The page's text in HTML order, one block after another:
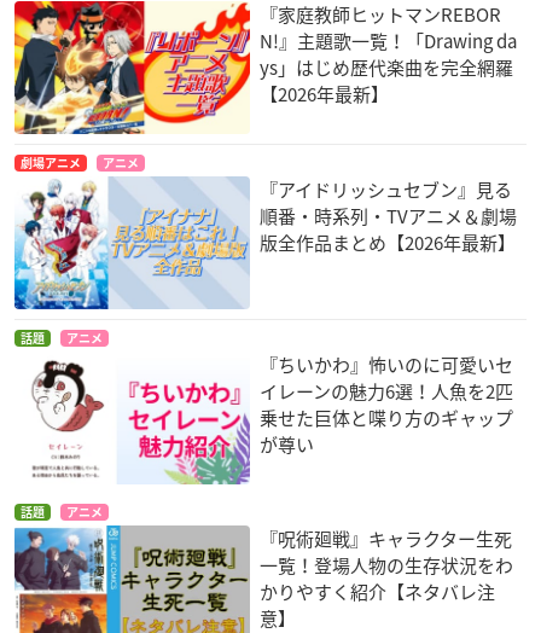
『家庭教師ヒットマンREBOR
N!』主題歌一覧！「Drawing da
ys」はじめ歴代楽曲を完全網羅
【2026年最新】
劇場アニメ アニメ
『アイドリッシュセブン』見る
順番・時系列・TVアニメ＆劇場
版全作品まとめ【2026年最新】
話題 アニメ
『ちいかわ』怖いのに可愛いセ
イレーンの魅力6選！人魚を2匹
乗せた巨体と喋り方のギャップ
が尊い
話題 アニメ
『呪術廻戦』キャラクター生死
一覧！登場人物の生存状況をわ
かりやすく紹介【ネタバレ注
意】